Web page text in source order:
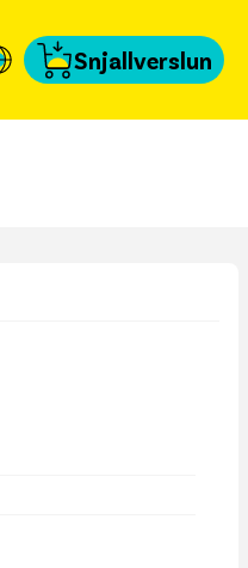
Snjallverslun